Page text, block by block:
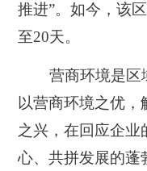
推进”。如今，该
至20天。
营商环境是区
以营商环境之优
之兴，在回应企业
心、共拼发展的蓬